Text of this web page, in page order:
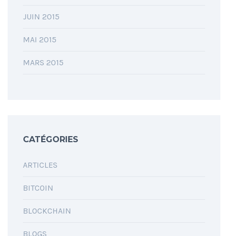
JUIN 2015
MAI 2015
MARS 2015
CATÉGORIES
ARTICLES
BITCOIN
BLOCKCHAIN
BLOGS